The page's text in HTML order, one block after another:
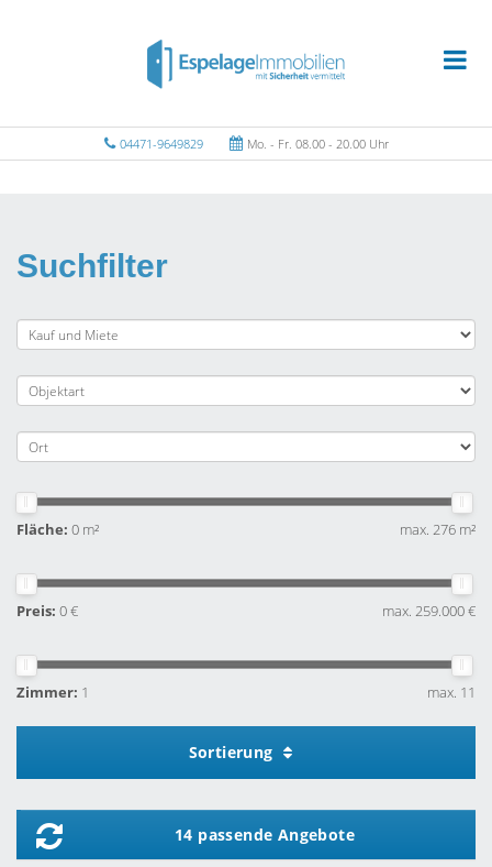
04471-9649829 Mo. - Fr. 08.00 - 20.00 Uhr
Suchfilter
Fläche: 0 m² max. 276 m²
Preis: 0 € max. 259.000 €
Zimmer: 1 max. 11
Sortierung
14 passende Angebote